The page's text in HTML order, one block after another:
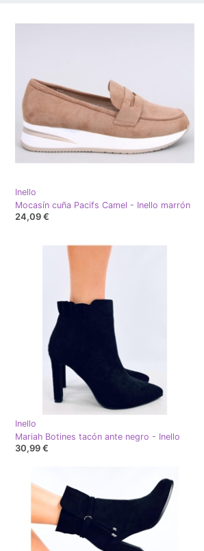
Inello
Mocasín cuña Pacifs Camel - Inello marrón
24,09 €
Inello
Mariah Botines tacón ante negro - Inello
30,99 €